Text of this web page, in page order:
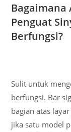
Bagaimana
Penguat
Berfungsi?
Sulit untuk
berfungsi. Bar
bagian atas
jika satu model